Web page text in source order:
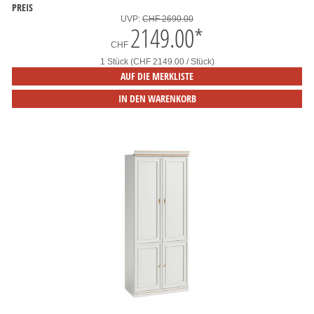
PREIS
UVP: CHF 2690.00
CHF 2149.00*
1 Stück (CHF 2149.00 / Stück)
AUF DIE MERKLISTE
IN DEN WARENKORB